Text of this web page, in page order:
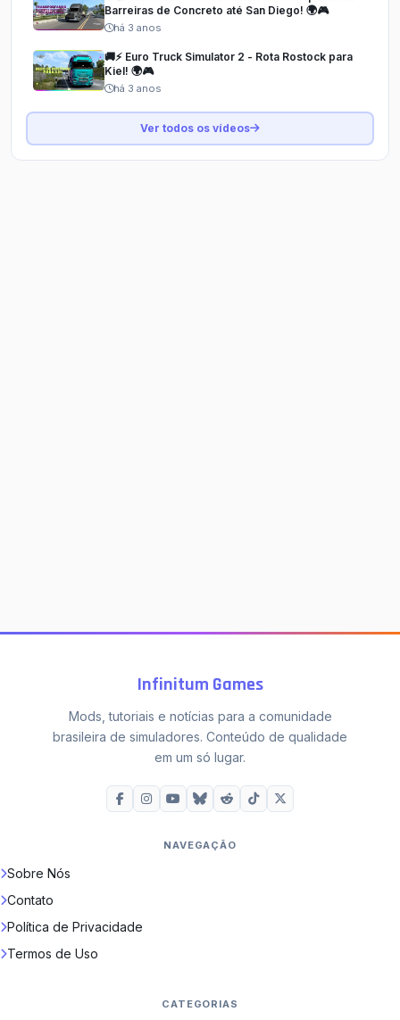
Barreiras de Concreto até San Diego! 🌍🎮
há 3 anos
🚚⚡ Euro Truck Simulator 2 - Rota Rostock para
Kiel! 🌍🎮
há 3 anos
Ver todos os vídeos
Infinitum Games
Mods, tutoriais e notícias para a comunidade
brasileira de simuladores. Conteúdo de qualidade
em um só lugar.
NAVEGAÇÃO
Sobre Nós
Contato
Política de Privacidade
Termos de Uso
CATEGORIAS